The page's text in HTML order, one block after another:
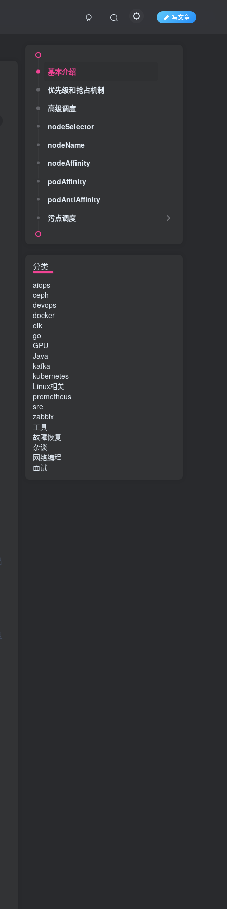
写文章
基本介绍
优先级和抢占机制
高级调度
nodeSelector
nodeName
nodeAffinity
podAffinity
podAntiAffinity
污点调度
分类
aiops
ceph
devops
docker
elk
go
GPU
Java
kafka
kubernetes
Linux相关
prometheus
sre
zabbix
工具
故障恢复
杂谈
网络编程
面试